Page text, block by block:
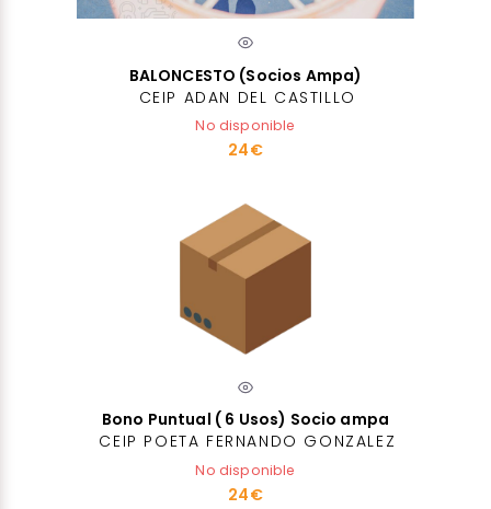
BALONCESTO (Socios Ampa)
CEIP ADAN DEL CASTILLO
No disponible
24€
Bono Puntual ( 6 Usos) Socio ampa
CEIP POETA FERNANDO GONZALEZ
No disponible
24€